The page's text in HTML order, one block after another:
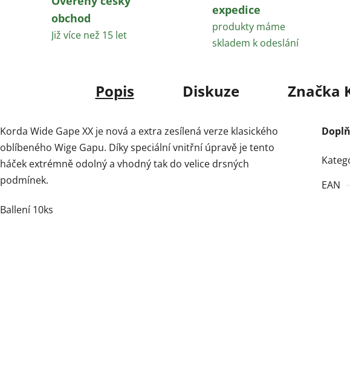
obchod
Již více než 15 let
expedice
produkty máme
skladem k odeslání
Popis Diskuze Značka
Korda Wide Gape XX je nová a extra zesílená verze klasického
oblíbeného Wige Gapu. Díky speciální vnitřní úpravě je tento
háček extrémně odolný a vhodný tak do velice drsných
podmínek.
Ballení 10ks
EAN